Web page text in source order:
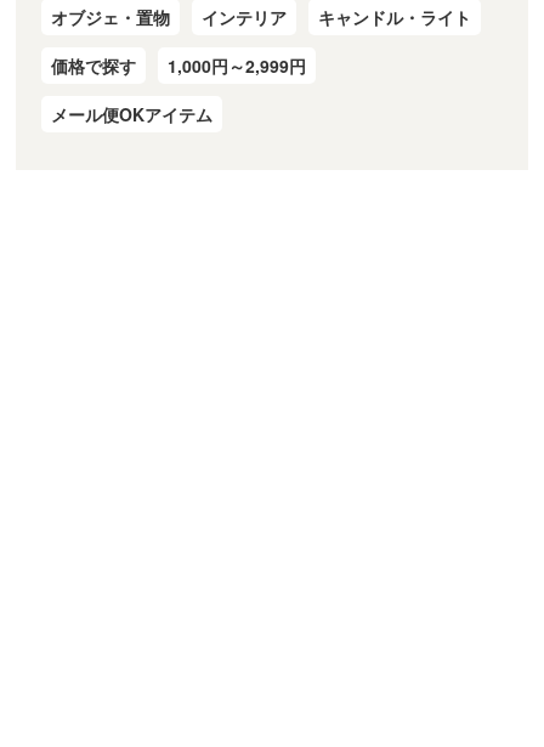
オブジェ・置物
インテリア
キャンドル・ライト
価格で探す
1,000円～2,999円
メール便OKアイテム